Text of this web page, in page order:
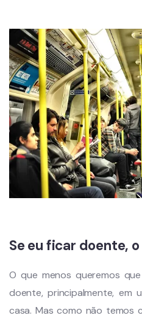
Se eu ficar doente,
O que menos queremos
doente, principalmente, em
casa. Mas como não temos